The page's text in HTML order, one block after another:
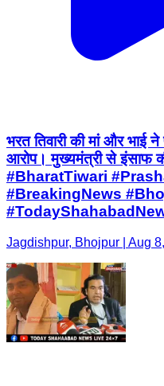
भरत तिवारी की मां और भाई
आरोप। मुख्यमंत्री से इंसाफ
#BharatTiwari
#BreakingNews
Jagdishpur, Bhojpur | Aug